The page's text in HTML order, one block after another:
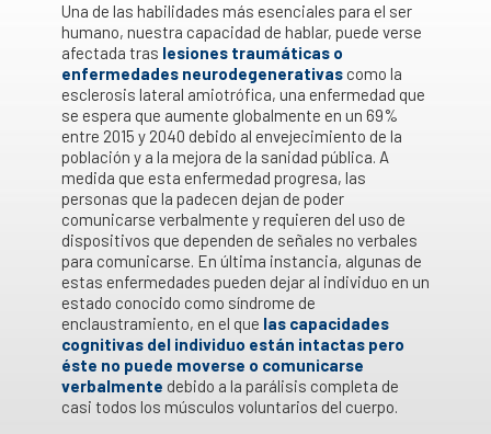
Una de las habilidades más esenciales para el ser
humano, nuestra capacidad de hablar, puede verse
afectada tras lesiones traumáticas o
enfermedades neurodegenerativas como la
esclerosis lateral amiotrófica, una enfermedad que
se espera que aumente globalmente en un 69%
entre 2015 y 2040 debido al envejecimiento de la
población y a la mejora de la sanidad pública. A
medida que esta enfermedad progresa, las
personas que la padecen dejan de poder
comunicarse verbalmente y requieren del uso de
dispositivos que dependen de señales no verbales
para comunicarse. En última instancia, algunas de
estas enfermedades pueden dejar al individuo en un
estado conocido como síndrome de
enclaustramiento, en el que las capacidades
cognitivas del individuo están intactas pero
éste no puede moverse o comunicarse
verbalmente debido a la parálisis completa de
casi todos los músculos voluntarios del cuerpo.